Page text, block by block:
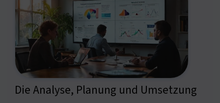
Die Analyse, Planung und Umsetzung